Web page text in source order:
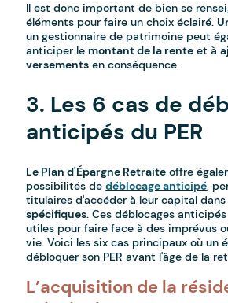
Il est donc important de bien se
éléments pour faire un choix éclairé.
un gestionnaire de patrimoine peut
anticiper lemontant de la rente et à
versements en conséquence.
3. Les 6 cas de
anticipés du PER
Le Plan d'Épargne Retraite offre
possibilités dedéblocage anticipé,
titulaires d'accéder à leur capital
spécifiques. Ces déblocages
utiles pour faire face à des imprévus
vie. Voici les six cas principaux où un
débloquer son PER avant l'âge de la
L’acquisition de la